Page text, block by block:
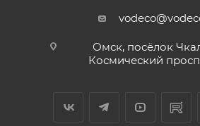
Омск, посёлок
Космический